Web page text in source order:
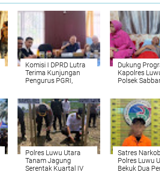
Komisi I DPRD Lutra
Terima Kunjungan
Pengurus PGRI,
Mutu Pendidikan Di
Daerah
Dukung
Kapolres
Polsek
Polres Luwu Utara
Tanam Jagung
Serentak Kuartal IV
Satres
Polres Luwu
Bekuk Dua